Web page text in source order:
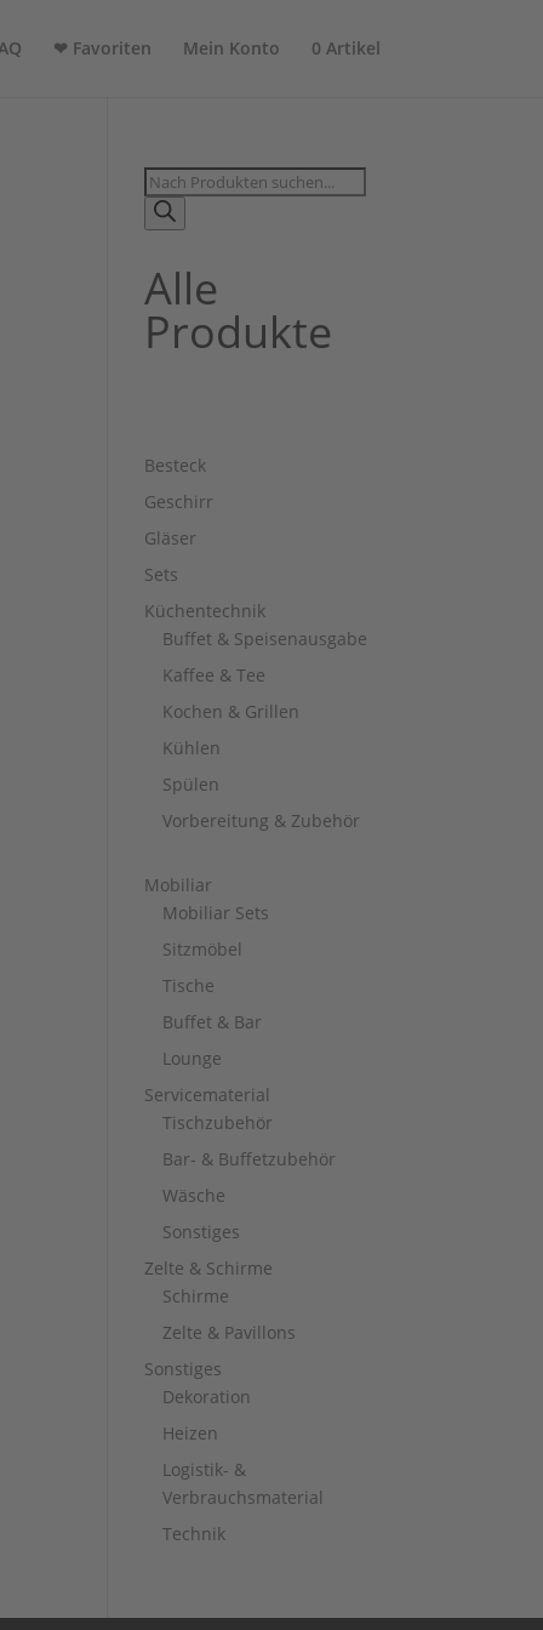
❤ Favoriten Mein Konto 0 Artikel
Products
search
Alle
Produkte
Besteck
Geschirr
Gläser
Sets
Küchentechnik
Buffet & Speisenausgabe
Kaffee & Tee
Kochen & Grillen
Kühlen
Spülen
Vorbereitung & Zubehör
Mobiliar
Mobiliar Sets
Sitzmöbel
Tische
Buffet & Bar
Lounge
Servicematerial
Tischzubehör
Bar- & Buffetzubehör
Wäsche
Sonstiges
Zelte & Schirme
Schirme
Zelte & Pavillons
Sonstiges
Dekoration
Heizen
Logistik- &
Verbrauchsmaterial
Technik